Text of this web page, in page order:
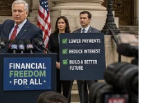
Phân tích